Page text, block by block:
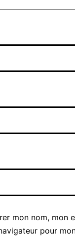
mon nom, mon
pour